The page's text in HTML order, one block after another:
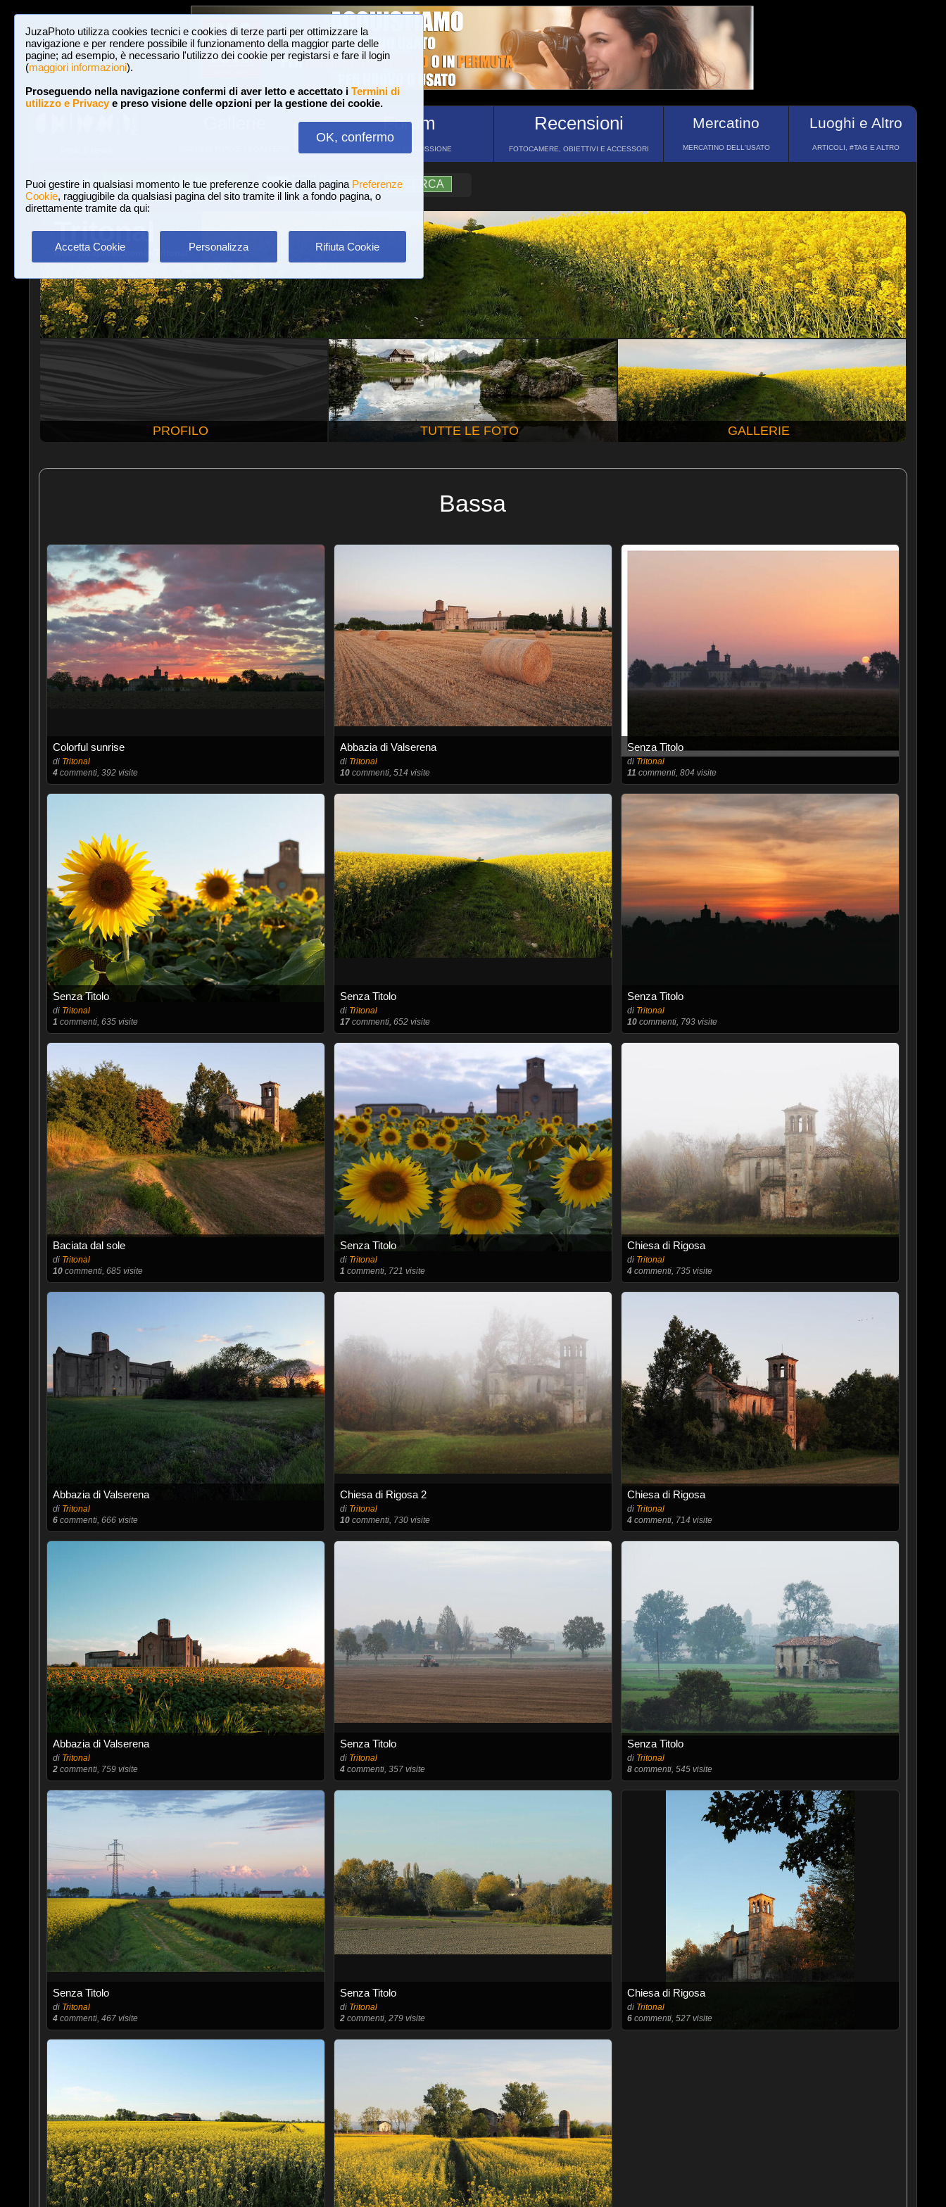
JuzaPhoto utilizza cookies tecnici e cookies di terze parti per ottimizzare la
navigazione e per rendere possibile il funzionamento della maggior parte delle
pagine; ad esempio, è necessario l'utilizzo dei cookie per registarsi e fare il login
(maggiori informazioni).
Proseguendo nella navigazione confermi di aver letto e accettato i Termini di
utilizzo e Privacye preso visione delle opzioni per la gestione dei cookie.
OK, confermo
Puoi gestire in qualsiasi momento le tue preferenze cookie dalla pagina Preferenze
Cookie, raggiugibile da qualsiasi pagina del sito tramite il link a fondo pagina, o
direttamente tramite da qui:
Accetta Cookie Personalizza Rifiuta Cookie
Forum
FORUM DI DISCUSSIONE
Recensioni
FOTOCAMERE, OBIETTIVI E ACCESSORI
Mercatino
MERCATINO DELL'USATO
Luoghi e Altro
ARTICOLI, #TAG E ALTRO
Login Iscriviti a JuzaPhoto! A A ?AIUTO RICERCA
Tritonal
www.juzaphoto.com/p/Tritonal
PROFILO TUTTE LE FOTO GALLERIE
Bassa
Colorful sunrise
di Tritonal
4commenti, 392 visite
Abbazia di Valserena
di Tritonal
10commenti, 514 visite
Senza Titolo
di Tritonal
11 commenti, 804 visite
Senza Titolo
di Tritonal
1 commenti, 635 visite
Senza Titolo
di Tritonal
17commenti, 652 visite
Senza Titolo
di Tritonal
10 commenti, 793 visite
Baciata dal sole
di Tritonal
10commenti, 685 visite
Senza Titolo
di Tritonal
1 commenti, 721 visite
Chiesa di Rigosa
di Tritonal
4 commenti, 735 visite
Abbazia di Valserena
di Tritonal
6commenti, 666 visite
Chiesa di Rigosa 2
di Tritonal
10commenti, 730 visite
Chiesa di Rigosa
di Tritonal
4 commenti, 714 visite
Abbazia di Valserena
di Tritonal
2commenti, 759 visite
Senza Titolo
di Tritonal
4commenti, 357 visite
Senza Titolo
di Tritonal
8 commenti, 545 visite
Senza Titolo
di Tritonal
4commenti, 467 visite
Senza Titolo
di Tritonal
2commenti, 279 visite
Chiesa di Rigosa
di Tritonal
6 commenti, 527 visite